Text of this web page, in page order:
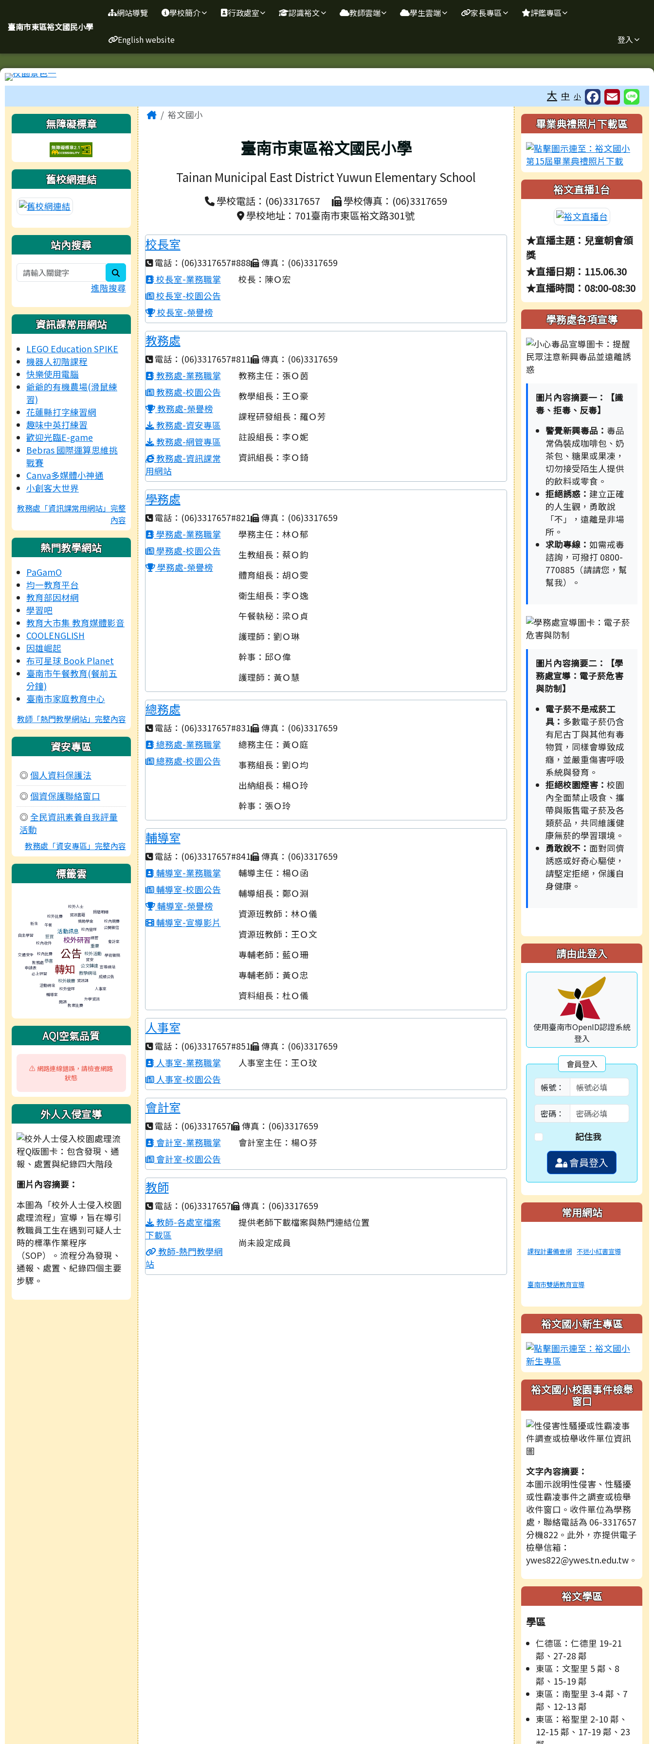
臺南市東區裕文國民小學
臺南市東區裕文國民小學
網站導覽 學校簡介 行政處室 認識裕文 教師雲端 學生雲端 家長專區 評鑑專區
English website 登入
大 中 小
左邊區域內容
無障礙標章
舊校網連結
站內搜尋
search
進階搜尋
資訊課常用網站
LEGO Education SPIKE
機器人初階課程
快樂使用電腦
爺爺的有機農場(滑鼠練
習)
花蓮縣打字練習網
趣味中英打練習
歡迎光臨E-game
Bebras 國際運算思維挑
戰賽
Canva多媒體小神通
小創客大世界
教務處「資訊課常用網站」完整
內容
熱門教學網站
PaGamO
均一教育平台
教育部因材網
學習吧
教育大市集 教育媒體影音
COOLENGLISH
因雄崛起
布可星球 Book Planet
臺南市午餐教育(餐前五
分鐘)
臺南市家庭教育中心
教師「熱門教學網站」完整內容
資安專區
◎ 個人資料保護法
◎ 個資保護聯絡窗口
◎ 全民資訊素養自我評量
活動
教務處「資安專區」完整內容
標籤雲
校外人士
新生
資訊書籍
午餐
校外比賽
自主學習 狂賀
活動訊息
獎助學金
捐贈明細
公開徵信
校內收件 校外研習
校內營隊
校內競賽
網管
會計室
交通安全
申請表
教務處
校內比賽 公告
恭喜
校外活動
重要
必上研習 轉知
資安
學術徵稿
宣導網站
資訊課
教學網站
公文轉達
活動網站
校外競賽
成績公告
輔導室
校外營隊 人事室
閱讀
教案比賽
升學資訊
AQI空氣品質
⚠️ 網路連線錯誤，請檢查網路
狀態
外人入侵宣導
圖片內容摘要：
本圖為「校外人士侵入校園
處理流程」宣導，旨在導引
教職員工生在遇到可疑人士
時的標準作業程序
（SOP）。流程分為發現、
通報、處置、紀錄四個主要
步驟。
主內容區域
Home裕文國小
臺南市東區裕文國民小學
Tainan Municipal East District Yuwun Elementary School
學校電話：(06)3317657
學校傳真：(06)3317659
學校地址：701臺南市東區裕文路301號
校長室
電話：(06)3317657#888
傳真：(06)3317659
校長室-業務職掌
校長室-校園公告
校長室-榮譽榜
校長：陳Ｏ宏
教務處
電話：(06)3317657#811
傳真：(06)3317659
教務處-業務職掌
教務處-校園公告
教務處-榮譽榜
教務處-資安專區
教務處-網管專區
教務處-資訊課常
用網站
教務主任：張Ｏ茵
教學組長：王Ｏ豪
課程研發組長：羅Ｏ芳
註設組長：李Ｏ妮
資訊組長：李Ｏ錡
學務處
電話：(06)3317657#821
傳真：(06)3317659
學務處-業務職掌
學務處-校園公告
學務處-榮譽榜
學務主任：林Ｏ郁
生教組長：蔡Ｏ鈞
體育組長：胡Ｏ雯
衛生組長：李Ｏ逸
午餐執秘：梁Ｏ貞
護理師：劉Ｏ琳
幹事：邱Ｏ偉
護理師：黃Ｏ慧
總務處
電話：(06)3317657#831
傳真：(06)3317659
總務處-業務職掌
總務處-校園公告
總務主任：黃Ｏ庭
事務組長：劉Ｏ均
出納組長：楊Ｏ玲
幹事：張Ｏ玲
輔導室
電話：(06)3317657#841
傳真：(06)3317659
輔導室-業務職掌
輔導室-校園公告
輔導室-榮譽榜
輔導室-宣導影片
輔導主任：楊Ｏ函
輔導組長：鄭Ｏ淵
資源班教師：林Ｏ儀
資源班教師：王Ｏ文
專輔老師：藍Ｏ珊
專輔老師：黃Ｏ忠
資料組長：杜Ｏ儀
人事室
電話：(06)3317657#851
傳真：(06)3317659
人事室-業務職掌
人事室-校園公告
人事室主任：王Ｏ玟
會計室
電話：(06)3317657
傳真：(06)3317659
會計室-業務職掌
會計室-校園公告
會計室主任：楊Ｏ芬
教師
電話：(06)3317657
傳真：(06)3317659
教師-各處室檔案
下載區
教師-熱門教學網
站
提供老師下載檔案與熱門連結位置
尚未設定成員
右邊區域內容
畢業典禮照片下載區
裕文直播1台
★直播主題：兒童朝會頒
獎
★直播日期：115.06.30
★直播時間：08:00-08:30
學務處各項宣導
圖片內容摘要一：【識
毒、拒毒、反毒】
警覺新興毒品： 毒品
常偽裝成咖啡包、奶
茶包、糖果或果凍，
切勿接受陌生人提供
的飲料或零食。
拒絕誘惑： 建立正確
的人生觀，勇敢說
「不」，遠離是非場
所。
求助專線： 如需戒毒
諮詢，可撥打 0800-
770885（請請您，幫
幫我）。
圖片內容摘要二：【學
務處宣導：電子菸危害
與防制】
電子菸不是戒菸工
具： 多數電子菸仍含
有尼古丁與其他有毒
物質，同樣會導致成
癮，並嚴重傷害呼吸
系統與發育。
拒絕校園煙害： 校園
內全面禁止吸食、攜
帶與販售電子菸及各
類菸品，共同維護健
康無菸的學習環境。
勇敢說不： 面對同儕
誘惑或好奇心驅使，
請堅定拒絕，保護自
身健康。
請由此登入
使用臺南市OpenID認證系統
登入
會員登入
帳號：
密碼：
記住我
會員登入
常用網站
課程計畫備查網 不迷小紅書宣導
臺南市雙語教育宣導
裕文國小新生專區
裕文國小校園事件檢舉
窗口
文字內容摘要：
本圖示說明性侵害、性騷擾
或性霸凌事件之調查或檢舉
收件窗口。收件單位為學務
處，聯絡電話為 06-3317657
分機822。此外，亦提供電子
檢舉信箱：
ywes822@ywes.tn.edu.tw。
裕文學區
學區
仁德區：仁德里 19-21
鄰、27-28 鄰
東區：文聖里 5 鄰、8
鄰、15-19 鄰
東區：南聖里 3-4 鄰、7
鄰、12-13 鄰
東區：裕聖里 2-10 鄰、
12-15 鄰、17-19 鄰、23
頁尾區域